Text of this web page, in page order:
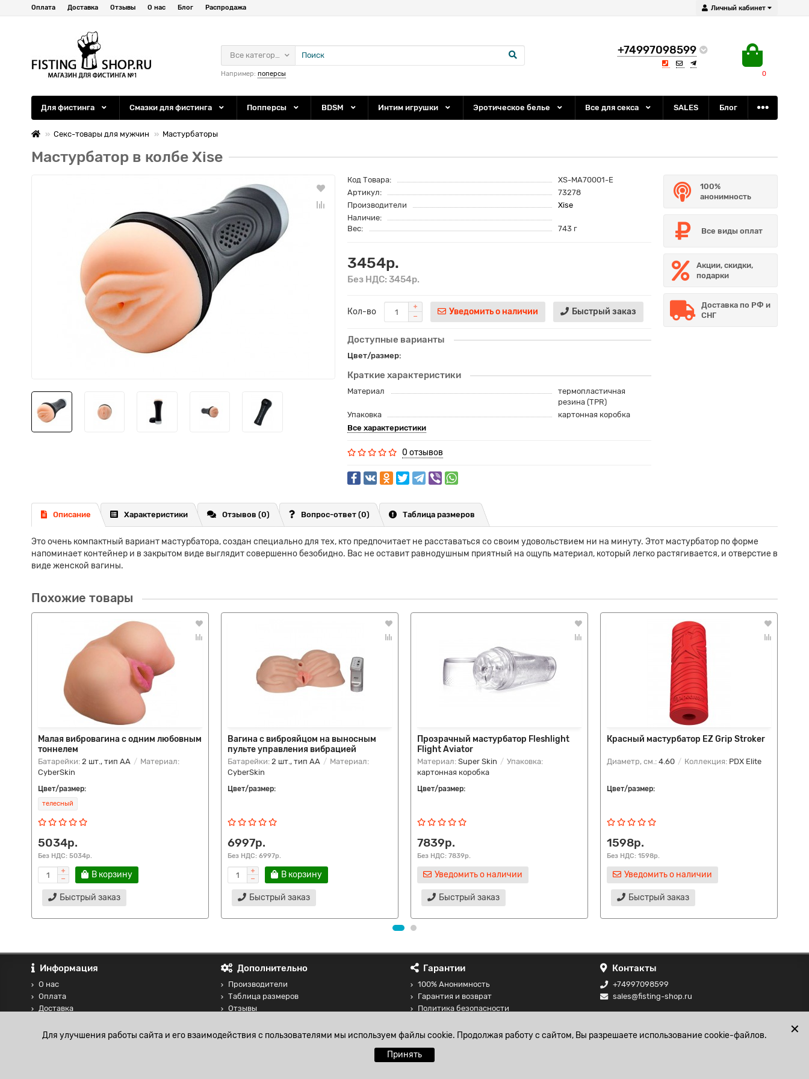
Личный кабинет
Оплата Доставка Отзывы О нас Блог Распродажа
+74997098599
0
Все категории
Например: поперсы
Для фистинга Смазки для фистинга Попперсы BDSM Интим игрушки Эротическое белье Все для секса SALES Блог
Секс-товары для мужчин Мастурбаторы
Мастурбатор в колбе Xise
Код Товара:
XS-MA70001-E
Артикул:
73278
Производители
Xise
Наличие:
Вес:
743 г
3454р.
Без НДС: 3454р.
Кол-во Уведомить о наличии Быстрый заказ
Доступные варианты
Цвет/размер:
Краткие характеристики
Материал
термопластичная
резина (TPR)
Упаковка
картонная коробка
Все характеристики
0 отзывов
100%
анонимность
Все виды оплат
Акции, скидки,
подарки
Доставка по РФ и
СНГ
Описание Характеристики Отзывов (0) Вопрос-ответ (0) Таблица размеров
Это очень компактный вариант мастурбатора, создан специально для тех, кто предпочитает не расставаться со своим удовольствием ни на минуту. Этот мастурбатор по форме
напоминает контейнер и в закрытом виде выглядит совершенно безобидно. Вас не оставит равнодушным приятный на ощупь материал, который легко растягивается, и отверстие в
виде женской вагины.
Похожие товары
Малая вибровагина с одним любовным
тоннелем
Батарейки: 2 шт., тип AA
Материал:
CyberSkin
Цвет/размер:
телесный
5034р.
Без НДС: 5034р.
В корзину
Быстрый заказ
Вагина с виброяйцом на выносным
пульте управления вибрацией
Батарейки: 2 шт., тип AA
Материал:
CyberSkin
Цвет/размер:
6997р.
Без НДС: 6997р.
В корзину
Быстрый заказ
Прозрачный мастурбатор Fleshlight
Flight Aviator
Материал: Super Skin
Упаковка:
картонная коробка
Цвет/размер:
7839р.
Без НДС: 7839р.
Уведомить о наличии
Быстрый заказ
Красный мастурбатор EZ Grip Stroker
Диаметр, см.: 4.60 Коллекция: PDX Elite
Цвет/размер:
1598р.
Без НДС: 1598р.
Уведомить о наличии
Быстрый заказ
Информация
О нас
Оплата
Доставка
Блог
Дополнительно
Производители
Таблица размеров
Отзывы
Гарантии
100% Анонимность
Гарантия и возврат
Политика безопасности
данных
Контакты
+74997098599
sales@fisting-shop.ru
✕
Для улучшения работы сайта и его взаимодействия с пользователями мы используем файлы cookie. Продолжая работу с сайтом, Вы разрешаете использование cookie-файлов.
Принять